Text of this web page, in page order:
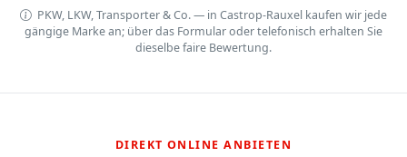
PKW, LKW, Transporter & Co. — in Castrop-Rauxel kaufen wir jede
gängige Marke an; über das Formular oder telefonisch erhalten Sie
dieselbe faire Bewertung.
DIREKT ONLINE ANBIETEN